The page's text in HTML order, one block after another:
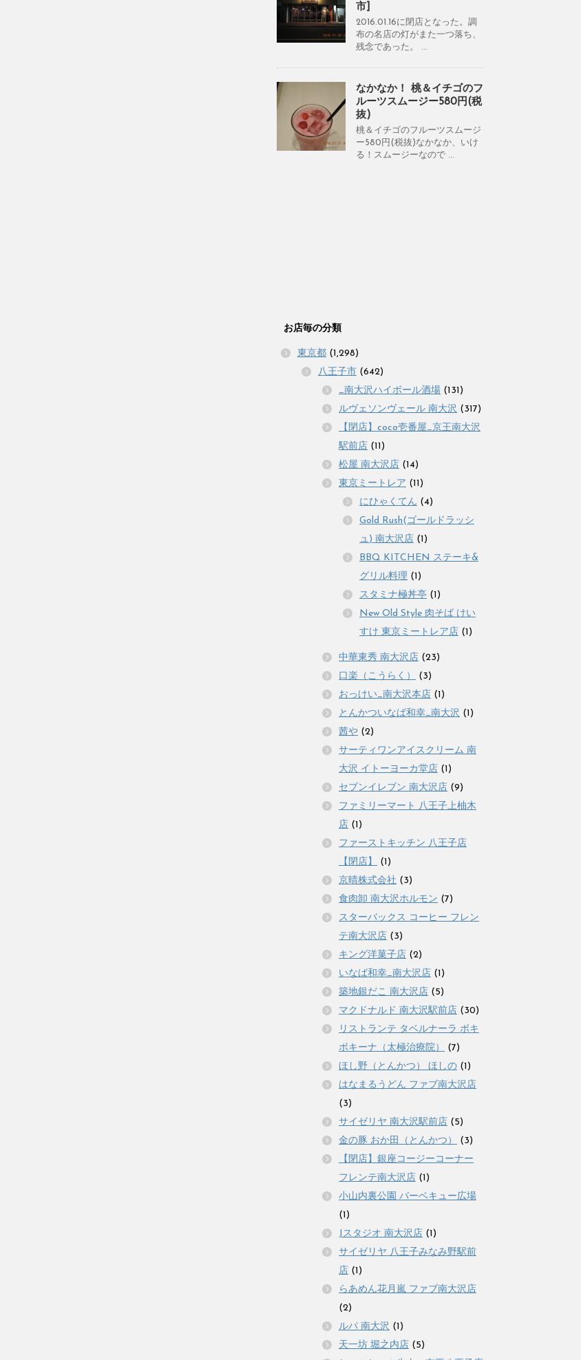
市]
2016.01.16に閉店となった。調
布の名店の灯がまた一つ落ち、
残念であった。 ...
なかなか！ 桃＆イチゴのフ
ルーツスムージー580円(税
抜)
桃＆イチゴのフルーツスムージ
ー580円(税抜)なかなか、いけ
る！スムージーなので ...
お店毎の分類
東京都 (1,298)
八王子市 (642)
_南大沢ハイボール酒場 (131)
ルヴェソンヴェール 南大沢 (317)
【閉店】coco壱番屋_京王南大沢
駅前店 (11)
松屋 南大沢店 (14)
東京ミートレア (11)
にひゃくてん (4)
Gold Rush(ゴールドラッシ
ュ) 南大沢店 (1)
BBQ KITCHEN ステーキ&
グリル料理 (1)
スタミナ極丼亭 (1)
New Old Style 肉そば けい
すけ 東京ミートレア店 (1)
中華東秀 南大沢店 (23)
口楽（こうらく）
(3)
おっけい_南大沢本店 (1)
とんかついなば和幸_南大沢 (1)
茜や (2)
サーティワンアイスクリーム 南
大沢 イトーヨーカ堂店 (1)
セブンイレブン 南大沢店 (9)
ファミリーマート 八王子上柚木
店 (1)
ファーストキッチン 八王子店
【閉店】
(1)
京晴株式会社 (3)
食肉卸 南大沢ホルモン (7)
スターバックス コーヒー フレン
テ南大沢店 (3)
キング洋菓子店 (2)
いなば和幸_南大沢店 (1)
築地銀だこ 南大沢店 (5)
マクドナルド 南大沢駅前店 (30)
リストランテ タベルナーラ ボキ
ボキーナ（太極治療院）
(7)
ほし野（とんかつ） ほしの (1)
はなまるうどん ファブ南大沢店
(3)
サイゼリヤ 南大沢駅前店 (5)
金の豚 おか田（とんかつ）
(3)
【閉店】銀座コージーコーナー
フレンテ南大沢店 (1)
小山内裏公園 バーベキュー広場
(1)
Jスタジオ 南大沢店 (1)
サイゼリヤ 八王子みなみ野駅前
店 (1)
らあめん花月嵐 ファブ南大沢店
(2)
ルパ 南大沢 (1)
天一坊 堀之内店 (5)